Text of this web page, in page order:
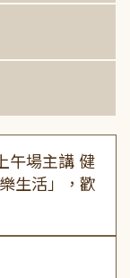
午場主講 健
生活」，歡